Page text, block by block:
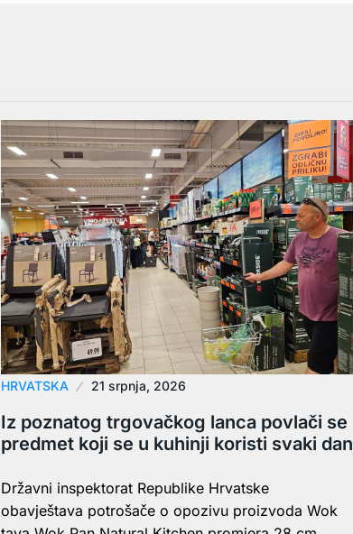
HRVATSKA 21 srpnja, 2026
Iz poznatog trgovačkog lanca povlači se
predmet koji se u kuhinji koristi svaki dan
Državni inspektorat Republike Hrvatske
obavještava potrošače o opozivu proizvoda Wok